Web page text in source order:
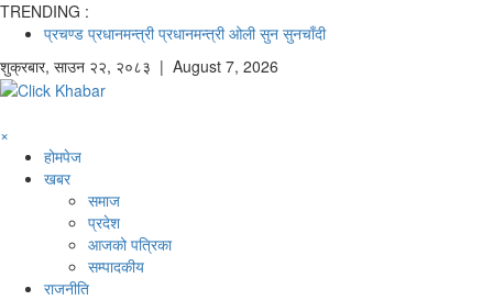
TRENDING :
प्रचण्ड प्रधानमन्त्री प्रधानमन्त्री ओली सुन सुनचाँदी
शुक्रबार, साउन २२, २०८३ | August 7, 2026
×
होमपेज
खबर
समाज
प्रदेश
आजको पत्रिका
सम्पादकीय
राजनीति